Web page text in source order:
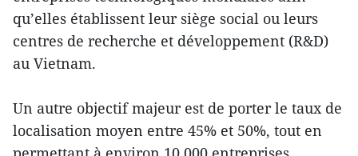
qu’elles établissent leur siège social ou leurs
centres de recherche et développement (R&D)
au Vietnam.
Un autre objectif majeur est de porter le taux de
localisation moyen entre 45% et 50%, tout en